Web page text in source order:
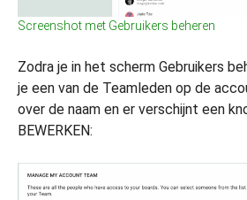
Screenshot met Gebruikers beheren
Zodra je in het scherm Gebruikers
je een van de Teamleden op de
over de naam en er verschijnt een
BEWERKEN: